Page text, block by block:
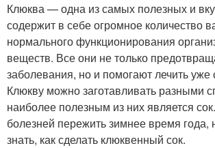
Клюква — одна из самых полезных и
содержит в себе огромное количество
нормального функционирования
веществ. Все они не только
заболевания, но и помогают лечить
Клюкву можно заготавливать разными
наиболее полезным из них является
болезней пережить зимнее время года,
знать, как сделать клюквенный сок.